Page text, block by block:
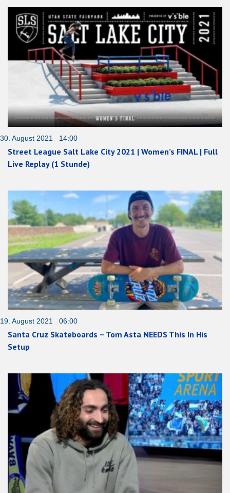
30. August 2021 14:00
Street League Salt Lake City 2021 | Women’s FINAL | Full
Live Replay (1 Stunde)
19. August 2021 06:00
Santa Cruz Skateboards – Tom Asta NEEDS This In His
Setup